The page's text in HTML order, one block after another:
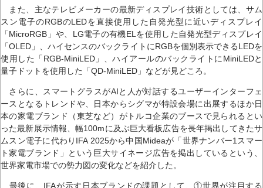
また、主なテレビメーカーの最新ディスプレイ技術としては、サム
スン電子のRGBのLEDを直接使用した自発光型に近いディスプレイ
「MicroRGB」や、LG電子の有機ELを使用した自発光型ディスプレイ
「OLED」、ハイセンスのバックライトにRGBを個別表示できるLEDを
使用した「RGB-MiniLED」、ハイアールのバックライトにMiniLEDと
量子ドットを使用した「QD-MiniLED」などが見どころ。
さらに、スマートグラスがAIと人が対話するユーザーインターフェ
ースとなるトレンドや、日本からシグマが特設会場に出展するほか日
本の家電ブランド（東芝など）がトルコ企業のブースで見られるとい
った最新展示情報、幅100mに及ぶ巨大看板広告を長年掲出してきたサ
ムスン電子に代わりIFA 2025から中国Mideaが「世界ナンバー1スマー
ト家電ブランド」という巨大サイネージ広告を掲出しているという、
世界家電市場での勢力図の変化などを紹介した。
最後に、IFAが示す日本ブランドの課題として、①世界が注目する